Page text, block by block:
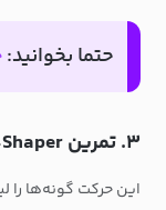
حتما بخوانید:
۳. تمرین V-Shaper برای گونه‌ها
این حرکت گونه‌ها را